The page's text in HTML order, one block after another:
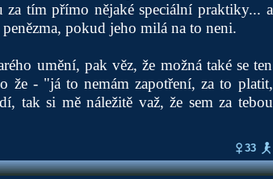
tím přímo nějaké speciální praktiky... a
pokud jeho milá na to neni.
umění, pak věz, že možná také se ten
že - "já to nemám zapotření, za to platit,
tak si mě náležitě važ, že sem za tebou
33